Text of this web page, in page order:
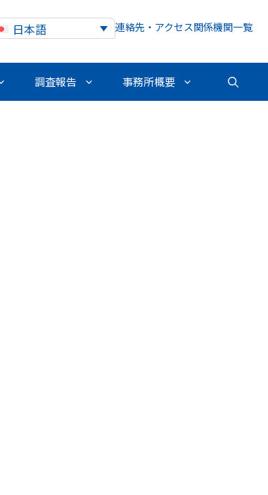
日本語 連絡先・アクセス関係機関一覧
調査報告 事務所概要